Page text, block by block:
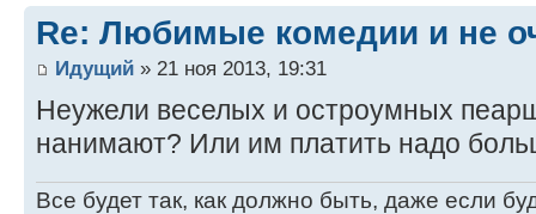
Re: Любимые комедии и не
Идущий » 21 ноя 2013, 19:31
Неужели веселых и остроумных
нанимают? Или им платить надо
Все будет так, как должно быть, даже если